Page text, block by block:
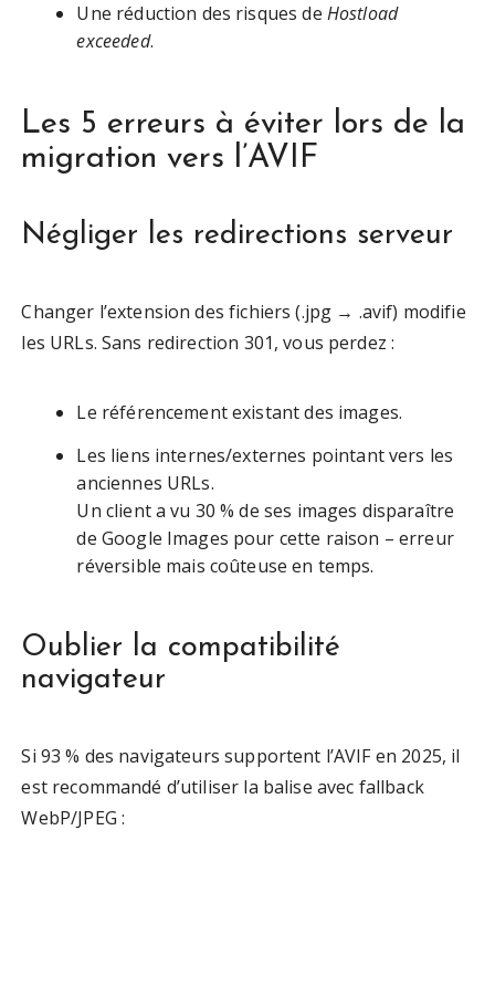
Une réduction des risques de Hostload
exceeded.
Les 5 erreurs à éviter lors de la
migration vers l’AVIF
Négliger les redirections serveur
Changer l’extension des fichiers (.jpg → .avif) modifie
les URLs. Sans redirection 301, vous perdez :
Le référencement existant des images.
Les liens internes/externes pointant vers les
anciennes URLs.
Un client a vu 30 % de ses images disparaître
de Google Images pour cette raison – erreur
réversible mais coûteuse en temps.
Oublier la compatibilité
navigateur
Si 93 % des navigateurs supportent l’AVIF en 2025, il
est recommandé d’utiliser la balise avec fallback
WebP/JPEG :